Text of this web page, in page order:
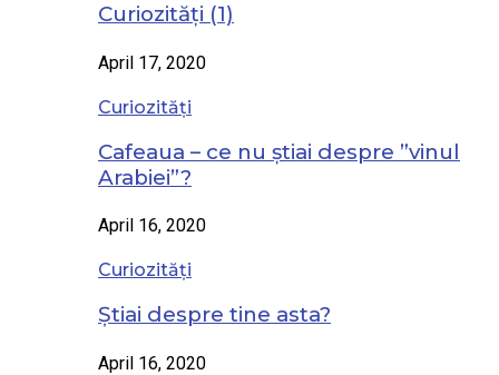
Curiozități (1)
April 17, 2020
Curiozități
Cafeaua – ce nu știai despre ”vinul
Arabiei”?
April 16, 2020
Curiozități
Știai despre tine asta?
April 16, 2020